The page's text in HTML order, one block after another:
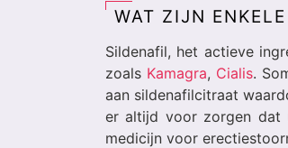
WAT ZIJN
Sildenafil, het actieve
zoals Kamagra, Cialis.
aan sildenafilcitraat
er altijd voor zorgen dat
medicijn voor